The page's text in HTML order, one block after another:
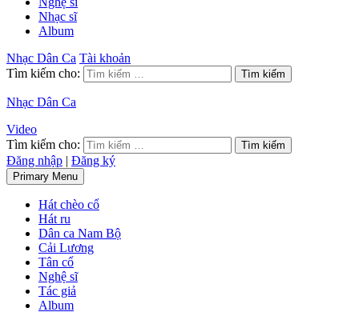
Nhạc sĩ
Album
Nhạc Dân Ca Tài khoản
Tìm kiếm cho:
Nhạc Dân Ca
Video
Tìm kiếm cho:
Đăng nhập | Đăng ký
Primary Menu
Hát chèo cổ
Hát ru
Dân ca Nam Bộ
Cải Lương
Tân cổ
Nghệ sĩ
Tác giả
Album